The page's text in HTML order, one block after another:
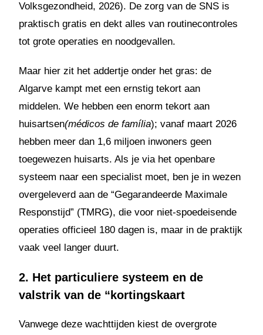
Volksgezondheid, 2026). De zorg van de SNS is
praktisch gratis en dekt alles van routinecontroles
tot grote operaties en noodgevallen.
Maar hier zit het addertje onder het gras: de
Algarve kampt met een ernstig tekort aan
middelen. We hebben een enorm tekort aan
huisartsen(médicos de família); vanaf maart 2026
hebben meer dan 1,6 miljoen inwoners geen
toegewezen huisarts. Als je via het openbare
systeem naar een specialist moet, ben je in wezen
overgeleverd aan de “Gegarandeerde Maximale
Responstijd” (TMRG), die voor niet-spoedeisende
operaties officieel 180 dagen is, maar in de praktijk
vaak veel langer duurt.
2. Het particuliere systeem en de
valstrik van de “kortingskaart
Vanwege deze wachttijden kiest de overgrote